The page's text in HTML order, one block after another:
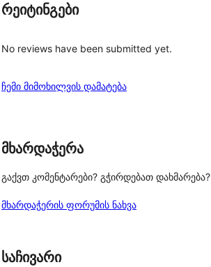
რეიტინგები
No reviews have been submitted yet.
ჩემი მიმოხილვის დამატება
მხარდაჭერა
გაქვთ კომენტარები? გჭირდებათ დახმარება?
მხარდაჭერის ფორუმის ნახვა
საჩივარი